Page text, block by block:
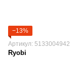
−13%
Артикул: 5133004942
Ryobi